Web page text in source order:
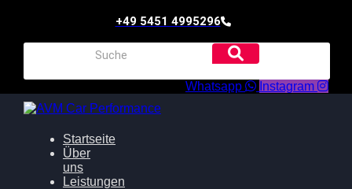
+49 5451 4995296
Whatsapp Instagram
Startseite
Über
uns
Leistungen